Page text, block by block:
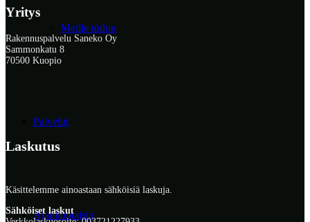
Meille töihin
Palvelut
Ajankohtaista
Yritys
Rakennuspalvelu Saneko Oy
Sammonkatu 8
70500 Kuopio
Laskutus
Käsittelemme ainoastaan sähköisiä laskuja.
Sähköiset laskut